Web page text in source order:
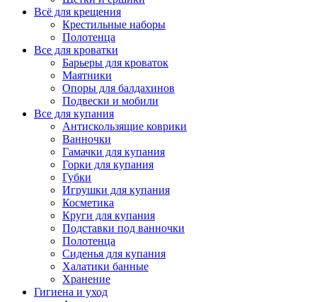
Всё для крещения
Крестильные наборы
Полотенца
Все для кроватки
Барьеры для кроваток
Маятники
Опоры для балдахинов
Подвески и мобили
Все для купания
Антискользящие коврики
Ванночки
Гамачки для купания
Горки для купания
Губки
Игрушки для купания
Косметика
Круги для купания
Подставки под ванночки
Полотенца
Сиденья для купания
Халатики банные
Хранение
Гигиена и уход